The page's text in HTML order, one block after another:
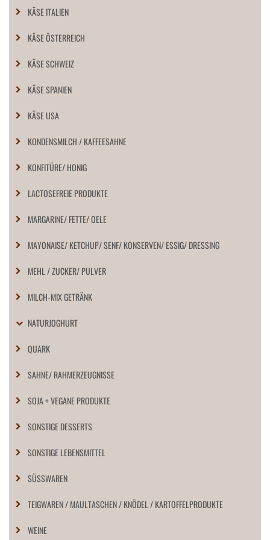
KÄSE ITALIEN
KÄSE ÖSTERREICH
KÄSE SCHWEIZ
KÄSE SPANIEN
KÄSE USA
KONDENSMILCH / KAFFEESAHNE
KONFITÜRE/ HONIG
LACTOSEFREIE PRODUKTE
MARGARINE/ FETTE/ OELE
MAYONAISE/ KETCHUP/ SENF/ KONSERVEN/ ESSIG/ DRESSING
MEHL / ZUCKER/ PULVER
MILCH-MIX GETRÄNK
NATURJOGHURT
QUARK
SAHNE/ RAHMERZEUGNISSE
SOJA + VEGANE PRODUKTE
SONSTIGE DESSERTS
SONSTIGE LEBENSMITTEL
SÜSSWAREN
TEIGWAREN / MAULTASCHEN / KNÖDEL / KARTOFFELPRODUKTE
WEINE